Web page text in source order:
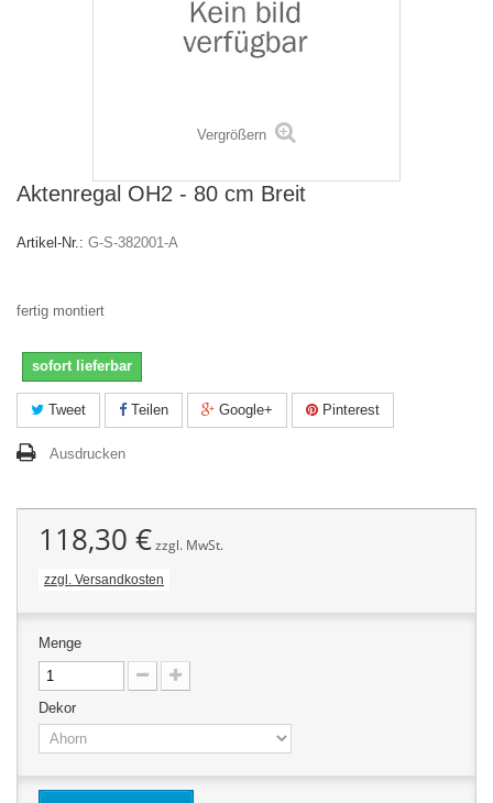
Vergrößern
Aktenregal OH2 - 80 cm Breit
Artikel-Nr.: G-S-382001-A
fertig montiert
sofort lieferbar
Tweet Teilen Google+ Pinterest
Ausdrucken
118,30 €zzgl. MwSt.
zzgl. Versandkosten
Menge
Dekor